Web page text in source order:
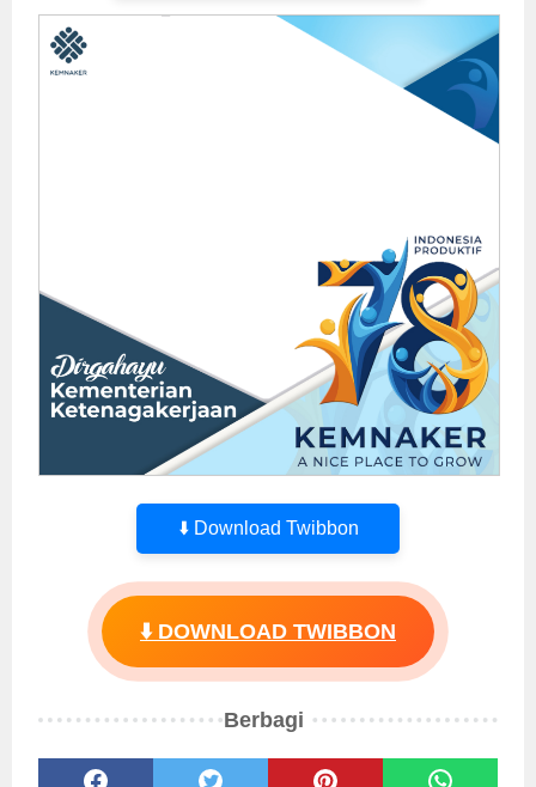
⬇️ Download Twibbon
⬇️ DOWNLOAD TWIBBON
Berbagi